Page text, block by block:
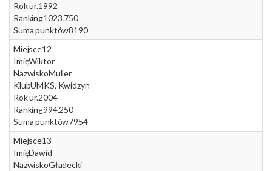
Rok ur.1992
Ranking1023.750
Suma punktów8190
Miejsce12
ImięWiktor
NazwiskoMuller
KlubUMKS, Kwidzyn
Rok ur.2004
Ranking994.250
Suma punktów7954
Miejsce13
ImięDawid
NazwiskoGładecki